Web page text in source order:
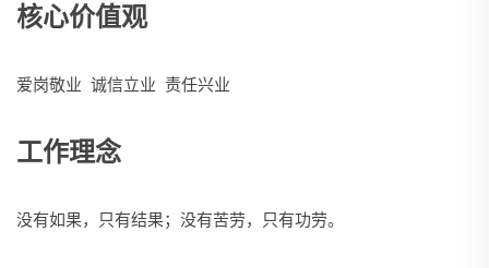
核心价值观
爱岗敬业 诚信立业 责任兴业
工作理念
没有如果，只有结果；没有苦劳，只有功劳。